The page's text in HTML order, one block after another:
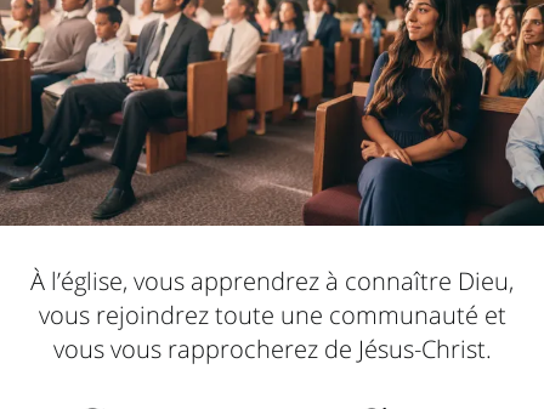
À l’église, vous apprendrez à connaître Dieu,
vous rejoindrez toute une communauté et
vous vous rapprocherez de Jésus-Christ.